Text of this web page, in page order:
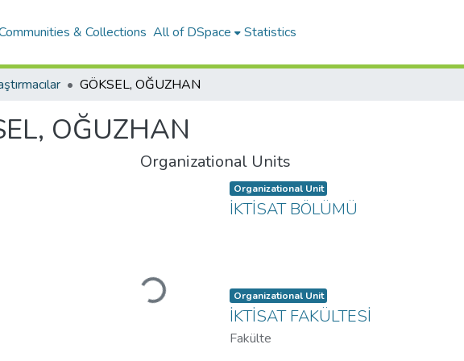
& Collections All of DSpace Statistics
GÖKSEL, OĞUZHAN
OĞUZHAN
Organizational Units
Loading...
Item type:
Organizational Unit ,
İKTİSAT BÖLÜMÜ
Item type:
Organizational Unit ,
İKTİSAT FAKÜLTESİ
Fakülte